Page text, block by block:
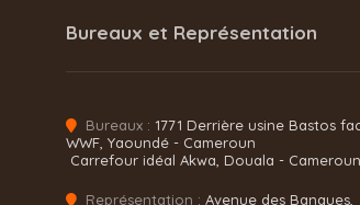
Bureaux et Représentation
Bureaux : 1771 Derrière usine Bastos
WWF, Yaoundé - Cameroun
Carrefour idéal Akwa, Douala - Cameroun
Représentation : Avenue des Banques,